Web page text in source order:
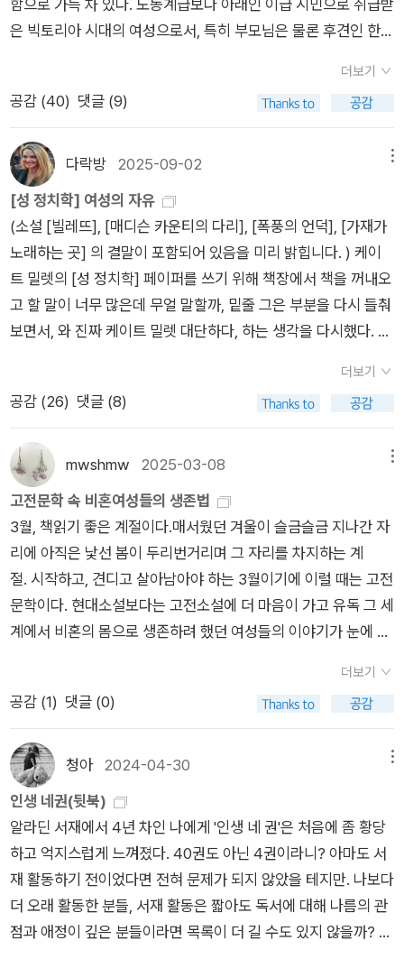
들 누가 울어줄 것인가?고통이야 따르겠지만 나는 고통에 익숙
한 사람이었다. 죽음 자체에 대해서도 나는 곱게 자란 사람들이
갖는 두려움이 없었고, 차분히 죽음을 지켜본 적도 있었다. 그래
서 어떤 일이 일어나든 감수하겠다는 각오를 하고 계획을 세웠다.
숙학교였다. 루시는 유모나 하녀 일이라도 좋고, 내 기운으로 할
수 있다면 집안일도 마다하지 않겠다고 당차게 말한다. 부인 마음
에 들었는지 루시는 영어 학교의 선생 자리를 꿰차게 된다. 헌데
아이들이 만만치가 않다. 가톨릭계의 여학생들이라고 생각할 수
없을 정도로 기가 세고 발랄했던 것이다. 그런 아이들을 단시간
내에 휘어잡으며 루시는 그곳에 점차 적응을 해 나간다.빌레뜨는
국제적인 도시였고, 이 학교에는 유럽의 거의 모든 나라에서 온
각계각층의 소녀들이 있었다. 라바스꾸르는 국가의 형태는 공화
평등이 실현되고 있었다. 베끄 부인의 학교 책상에는 백작의 딸과
부르주아의 딸이 나란히 앉았다. 겉모습만 보고는 누가 귀족이고
누가 평민인지 알 수 없었다. 단지 귀족들은 오만과 기만이 교묘
하게 균형을 이룬 태도를 보이는 반면, 평민들은 훨씬 더 솔직하
고 깍듯한 태도를 지니고 있는 경우가 많았다. - P124감시라는
방법으로 학교를 다스리는 만큼 베끄 부인은 당연하게도 감시원
들을 거느리고 있었으며, 이런 도구들의 자질을 완벽하게 파악하
고 있었다. 가장 더러운 일에 가장 더러운 도구를 거리낌 없이 쓰
고는, 그런 인간들을 즙을 다 짜고 난 오렌지 껍질을 버리듯이 내
던졌다. 반면에 깨끗한 용도를 위해서는 세심하게 주의를 기울이
며 가장 순수한 금속을 찾아냈다. 그리고 일단 녹이 슬지 않은 흠
없는 도구를 발견하면 비단과 솜에 싸서 소중히 보관했다.그러나
그녀의 믿을 만한 도구가 이해관계에 들어맞는 지점을 한치라도
할 것이었다. 이해관계야말로 베끄 부인의 성격의 핵심이자 동기
의 주요 원천이었고, 삶의 알파이자 오메가였다. - P112이 학교
는 신나고 이상하고 시끄러운 작은 세계였다. 모든 일에 구교의
섬세한 정수가 배어 있었지만 그 사슬은 꽃으로 애써 가려졌다.
다른 신을 허용하지 않는 열성적인 정신적 구속을 상쇄하기 위해
(말하자면) 감각적인 탐닉이 널리 허용되었다. 모든 이들의 정신
은 노예와도 같은 상태였지만, 이런 사실들을 깊이 생각하지 못하
도록 육체적인 여가 활동에 대한 구실을 찾아내어 최대한 이용하
함으로 가득 차 있다. 노동계급보다 아래인 이급 시민으로 취급받
은 빅토리아 시대의 여성으로서, 특히 부모님은 물론 후견인 한
위태롭고 벅찰 것이다. 작가 샬럿 브론테는 별 다른 설명 없이도
조실부모하고 가진 것이 하나도 없다는 것을 알 수 있는 이 소설
자세하고도 절절히 묘사한다. 작가는 지나치게 세밀하고 자세한
문장을 통해, ‘루시 스노우’의 생각이나 행동을 말해준다. 『제인
에어』에서와 마찬가지로 샬롯 브론테는 여성도 자기 삶의 주체가
될 수 있고, 독립적인 인생을 살아갈 수 있다는 것을 보여주려 한
다. 하지만 시대에 함몰되지 않고 자신이 원하는 목표를 스스로
이루기 위해 매번 고군분투하는 모습은 안쓰럽기도 하다. 운명을
받아들이고, 심지어 사랑일지라도 자신이 넘볼 수 없는 곳은 절대
시선조차 주지 않고, 언제나 감정보다는 이성을 통해 자신을 지키
려는 인내심은 보통 사람이면 갖기 힘든 것이다. 그것이 얼마나
힘들지 분명히 알 수 있다. [하층계급이 아닌 여성이 생계수단을
획득할 수 있는 거의 유일한 길이 가정교사나 교사가 되는 것이었
다.…심리적인 면에서는 일의 성격이 명확하게 규정되지 않은 채
유모나 하녀의 일까지 겸해서 해야 했으며, 또한 고용주의 다른
피고용인들 사이에서 어느 쪽에도 속하지 못하는 애매한 위치 때
문에 고립만이 자존심을 지킬 수 있는 유일한 방법이었다.-작품
해설 중에서] 이 힘든 것을 묵묵히 견디는 ‘루시 스노우’지만 한
번씩 그녀에게 엄습하는 우울과 외로움은 인간이면 누구나 겪을
수밖에 없는 정신적 고통이다. 여기서 대부분의 사람은 주저앉거
나 광기의 행동을 보이기도 하지만 샬럿 브론테는 역시나 이 소설
끝나지만 그것은 결국 ‘뽈 에마뉘엘’이라는 남자가 만들어 준 것
이성적이고 단단할지라도 자본주의 사회에서 돈이 없다면 그 어
떤 것도 이룰 수 없다는 한계도 보여준다. 작가 샬럿 브론테는 동
생 에밀리와 함께 1842년 벨기에의 브뤼셀에 위치한 에제 부인
의 기숙학교에서 학생이자 영어 교사로 생활한다. 그곳에서 프랑
스어를 배워 하워스에 학교를 차릴 목적이었다. 소설 ‘빌레뜨’는
이때의 체험을 바탕으로 한다. 그들은 이곳에서 여러 면에 걸쳐
상상도 하지 못할 문화적 충격을 받는다. 샬럿은 또한 에제 교수
더보기
공감 (40) 댓글 (9)
다락방 2025-09-02
[성 정치학] 여성의 자유
(소설 [빌레뜨], [매디슨 카운티의 다리], [폭풍의 언덕], [가재가
노래하는 곳] 의 결말이 포함되어 있음을 미리 밝힙니다. ) 케이
트 밀렛의 [성 정치학] 페이퍼를 쓰기 위해 책장에서 책을 꺼내오
고 할 말이 너무 많은데 무얼 말할까, 밑줄 그은 부분을 다시 들춰
보면서, 와 진짜 케이트 밀렛 대단하다, 하는 생각을 다시했다. 책
'샬럿 브론테'의 [빌레뜨] 얘기를 안할 수가 없다.빌레뜨는 여성주
의 책 같이읽기를 통해 함께 읽었던 [다락방의 미친 여자2] 에 언
하면서 이미 완독하셨을거라 짐작한다. 나 역시도 재미있게 읽었
다. 그리고 읽은 사람들은 알겠지만, 결론에는 결국 주인공 루시
와 사랑하게 되었던 루시의 애인인 폴이 죽으면서 끝난다. 한 남
자의, 심지어 남자 주인공이라 불러도 좋을 중요한 인물이, 우리
의 여자주인공에게 애정을 주었던 남자가 죽었는데, 우리의 케이
트 밀렛은 이렇게 쓴다. 그리고 애인으로 전락한 폴은 익사한다.
루시는 자유롭다. 자유란 혼자를 말한다. (당시 기분 좋은 표현이
었던) '사랑'과 자유 사이에서 선택해야 하는 루시는 섹슈얼리티
를 희생하고라도 자신을 뒷받침해온 개인주의적 인간성을 유지
하기로 한다. 감상적 독자라면 루시를 '비뚤어졌다'라고 부를 수
도 있을 것이다. 하지만 샬럿 브론테는 강인한 마음의 소유자 였
으므로 함께 살면서도 여성을 자유롭게 해주는 남자란 없다는 것
을 알고 있었다. 여자 주인공을 결혼시키는 경우조차도 그러한 해
피 엔딩은 부정직하고 공허하다는 것을 브론테는 보여주려 한다.
따라서 그러한 결혼은 풍자처럼 읽히기도 하고 사랑에 반대하는
냉소적 책자처럼 읽히기도 한다. 브론테 자매가 실제 그러했듯 루
시의 입장에서 다른 해결 방법은 존재하지 않는다.성 정치학의 해
법은 결혼에 있지 않으므로 논리적인 루시는 결혼하지 않는다. 하
지만 빅토리아 시대의 소설이 여성에게 결혼하지 말라고 권유하
더보기
공감 (26) 댓글 (8)
mwshmw 2025-03-08
고전문학 속 비혼여성들의 생존법
3월, 책읽기 좋은 계절이다.매서웠던 겨울이 슬금슬금 지나간 자
리에 아직은 낯선 봄이 두리번거리며 그 자리를 차지하는 계
절. 시작하고, 견디고 살아남아야 하는 3월이기에 이럴 때는 고전
문학이다. 현대소설보다는 고전소설에 더 마음이 가고 유독 그 세
계에서 비혼의 몸으로 생존하려 했던 여성들의 이야기가 눈에 띈
동)'로 존재를 증명했다.당시의 시대상을 생각하면 여성이 자신
의 능력으로 일을 하며 산다는게 결코 녹록치 않은데 루시 스노우
스럽다. 그런데 그게 또 고전문학의 맛^^) 여성의 자립이 곧 '고
립'이었던 시대에 스스로 선택하는 삶을 원했던 릴리 바트의 이야
기. 섬세한 심리적인 묘사가 재밌어서 후루룩 읽기 좋은 책이
다. 성공한 여자는 '결혼을 잘한 여자'인 시대에서 어쩐지 자유를
원했던 릴리 바트의 인생은 녹록치 않다. 그러나 우리는 이 세계
에서도 배운다. 지금 이 시대에 비혼여성으로 살아가는 일을. 비
혼여성에 대한 사회적 시선을 날 것으로, 과감하게 느낄 수 있는
책이다. 여성의 독립적인 삶을 응원하면서도 그 속의 외로움을 어
더보기
공감 (1) 댓글 (0)
청아 2024-04-30
인생 네권(뒷북)
알라딘 서재에서 4년 차인 나에게 '인생 네 권'은 처음에 좀 황당
하고 억지스럽게 느껴졌다. 40권도 아닌 4권이라니? 아마도 서
재 활동하기 전이었다면 전혀 문제가 되지 않았을 테지만. 나보다
더 오래 활동한 분들, 서재 활동은 짧아도 독서에 대해 나름의 관
점과 애정이 깊은 분들이라면 목록이 더 길 수도 있지 않을까? 잠